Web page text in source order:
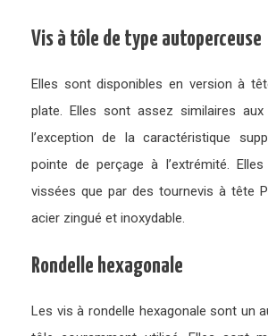
Vis à tôle de type autoperceuse
Elles sont disponibles en version à
plate. Elles sont assez similaires
l’exception de la caractéristique
pointe de perçage à l’extrémité.
vissées que par des tournevis à tête
acier zingué et inoxydable.
Rondelle hexagonale
Les vis à rondelle hexagonale sont un